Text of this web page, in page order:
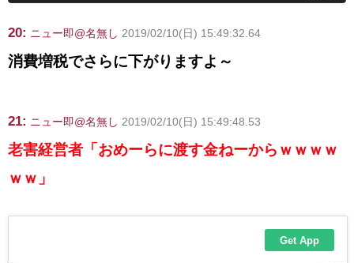
20: ニュー即@名無し 2019/02/10(日) 15:49:32.64
消費増税でさらに下がりますよ～
21: ニュー即@名無し 2019/02/10(日) 15:49:48.53
老害経営者「おめーらに渡す金ねーからｗｗｗｗ
ｗｗ」